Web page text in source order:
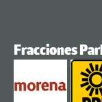
Fracciones